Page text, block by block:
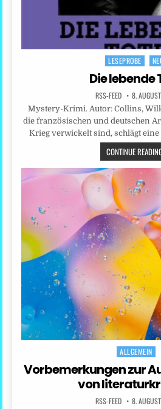
Posted
in
LESEPROBE
Die lebende
RSS-FEED 8.
Mystery-Krimi. Autor: Collins,
die französischen und deutschen
Krieg verwickelt sind, schlägt eine
CONTINUE
Posted
ALLGEMEIN
Vorbemerkungen zur
von
RSS-FEED 8.